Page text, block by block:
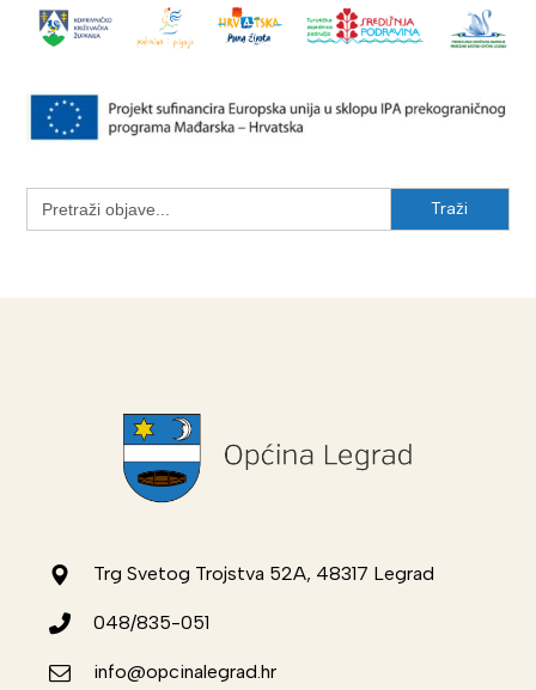
Search
for:
Trg Svetog Trojstva 52A, 48317 Legrad
048/835-051
info@opcinalegrad.hr